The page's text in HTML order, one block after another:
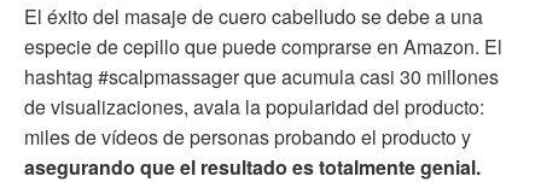
El éxito del masaje de cuero cabelludo se debe a una
especie de cepillo que puede comprarse en Amazon. El
hashtag #scalpmassager que acumula casi 30 millones
de visualizaciones, avala la popularidad del producto:
miles de vídeos de personas probando el producto y
asegurando que el resultado es totalmente genial.